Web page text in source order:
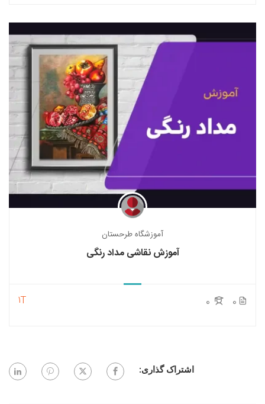
آموزشگاه طرحستان
آموزش نقاشی مداد رنگی
0
1T
اشتراک گذاری: